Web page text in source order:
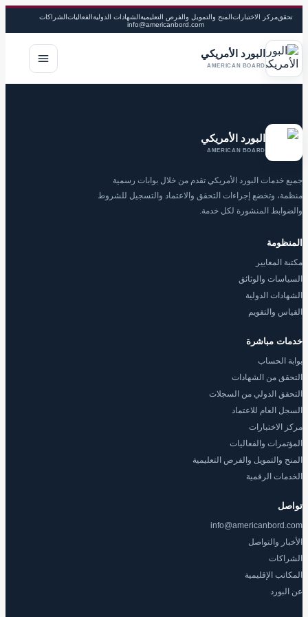
تحققمركز الاختباراتالمنح والتمويل والفرص التعليميةالشهادات الدوليةالفعالياتالشراكات
info@americanbord.com
البورد الأمريكي
AMERICAN BOARD
البورد الأمريكي
AMERICAN BOARD
جميع خدمات البورد الأمريكي تقدم من خلال بوابات رسمية
منظمة، وتخضع إجراءات التحقق والاعتماد والتسجيل للشروط
والضوابط المنشورة لكل خدمة.
المنظومة
مكتبة المعايير
السياسات والوثائق
الشهادات الدولية
القياس والتقويم
خدمات مباشرة
بوابة الحساب
التحقق من الشهادات
التحقق الدولي من السجلات
السجل العام للاعتماد
مركز الاختبارات
المؤتمرات والفعاليات
المنح والتمويل والفرص التعليمية
الخدمات الرقمية
تواصل
info@americanbord.com
الأخبار والتواصل
الشراكات
المكاتب الإقليمية
عن البورد